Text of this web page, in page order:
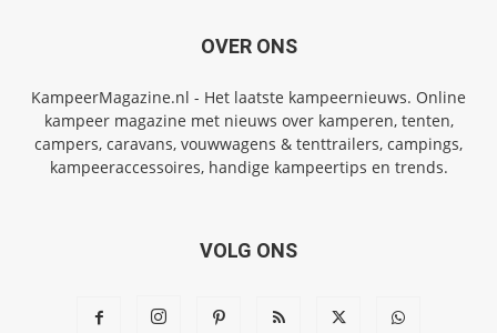
OVER ONS
KampeerMagazine.nl - Het laatste kampeernieuws. Online
kampeer magazine met nieuws over kamperen, tenten,
campers, caravans, vouwwagens & tenttrailers, campings,
kampeeraccessoires, handige kampeertips en trends.
VOLG ONS